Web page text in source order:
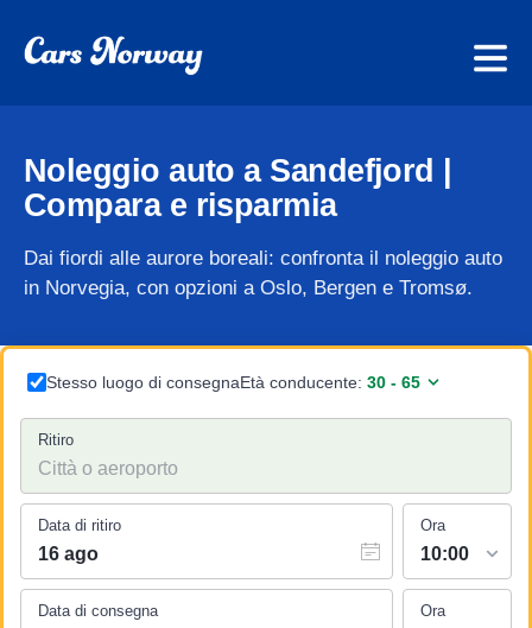
Noleggio auto a Sandefjord |
Compara e risparmia
Dai fiordi alle aurore boreali: confronta il noleggio auto
in Norvegia, con opzioni a Oslo, Bergen e Tromsø.
Stesso luogo di consegnaEtà conducente:
Ritiro
Data di ritiro Ora
Data di consegna Ora